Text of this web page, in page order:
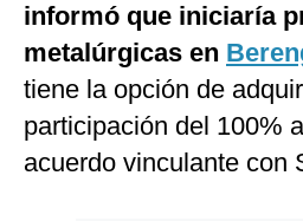
informó que iniciaría
metalúrgicas en
tiene la opción de
participación del 100%
acuerdo vinculante con